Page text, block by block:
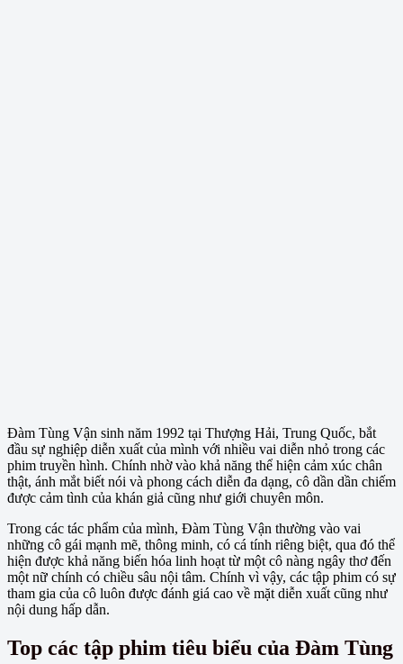
Đàm Tùng Vận sinh năm 1992 tại Thượng Hải, Trung Quốc, bắt
đầu sự nghiệp diễn xuất của mình với nhiều vai diễn nhỏ trong các
phim truyền hình. Chính nhờ vào khả năng thể hiện cảm xúc chân
thật, ánh mắt biết nói và phong cách diễn đa dạng, cô dần dần chiếm
được cảm tình của khán giả cũng như giới chuyên môn.
Trong các tác phẩm của mình, Đàm Tùng Vận thường vào vai
những cô gái mạnh mẽ, thông minh, có cá tính riêng biệt, qua đó thể
hiện được khả năng biến hóa linh hoạt từ một cô nàng ngây thơ đến
một nữ chính có chiều sâu nội tâm. Chính vì vậy, các tập phim có sự
tham gia của cô luôn được đánh giá cao về mặt diễn xuất cũng như
nội dung hấp dẫn.
Top các tập phim tiêu biểu của Đàm Tùng